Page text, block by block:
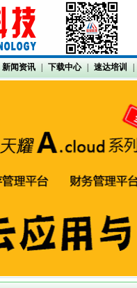
新闻资讯 下载中心 速达培训